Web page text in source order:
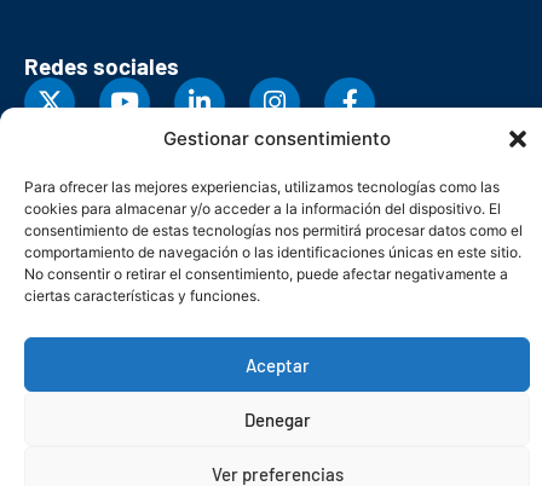
Gestionar consentimiento
Para ofrecer las mejores experiencias, utilizamos tecnologías como las
cookies para almacenar y/o acceder a la información del dispositivo. El
consentimiento de estas tecnologías nos permitirá procesar datos como el
comportamiento de navegación o las identificaciones únicas en este sitio.
No consentir o retirar el consentimiento, puede afectar negativamente a
ciertas características y funciones.
Aceptar
Denegar
Ver preferencias
Redes sociales
© Copyright 2026. Federación Asturiana de Empresarios
Política de cookies